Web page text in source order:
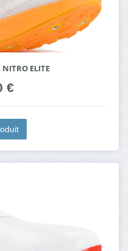
NITRO ELITE
€